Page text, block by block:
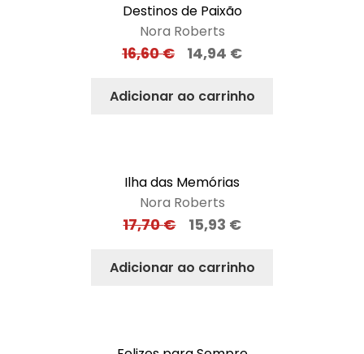
Destinos de Paixão
Nora Roberts
16,60€ 14,94 €
Adicionar ao carrinho
Ilha das Memórias
Nora Roberts
17,70€ 15,93 €
Adicionar ao carrinho